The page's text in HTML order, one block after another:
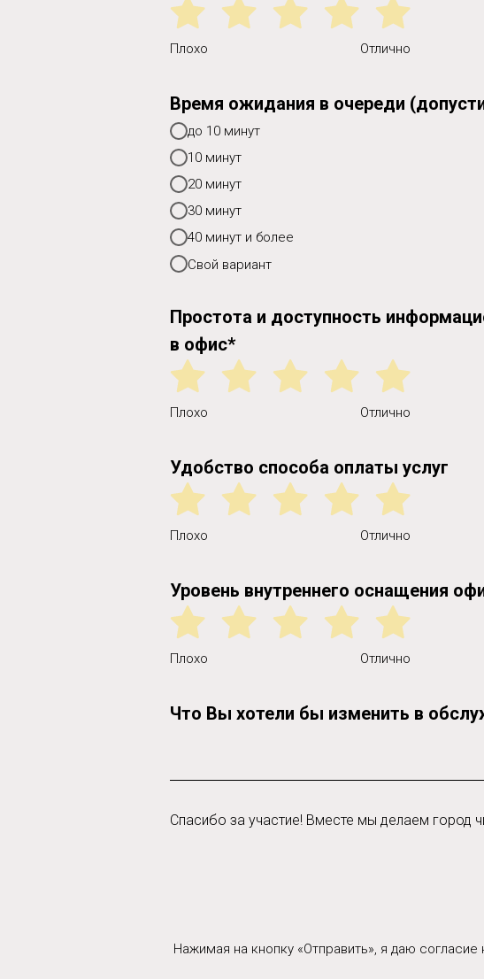
Плохо Отлично
Время ожидания в очереди
до 10 минут
10 минут
20 минут
30 минут
40 минут и более
Свой вариант
Простота и доступность
в офис*
Плохо Отлично
Удобство способа оплаты услуг
Плохо Отлично
Уровень внутреннего оснащения
Плохо Отлично
Что Вы хотели бы изменить в
Спасибо за участие! Вместе мы делаем город
Нажимая на кнопку «Отправить», я даю